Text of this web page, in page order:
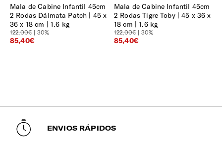
Mala de Cabine Infantil 45cm
2 Rodas Dálmata Patch
45 x
36 x 18 cm | 1.6 kg
122,00€ | 30%
85,40€
Mala de Cabine Infantil 45cm
2 Rodas Tigre Toby
45 x 36 x
18 cm | 1.6 kg
122,00€ | 30%
85,40€
ENVIOS RÁPIDOS